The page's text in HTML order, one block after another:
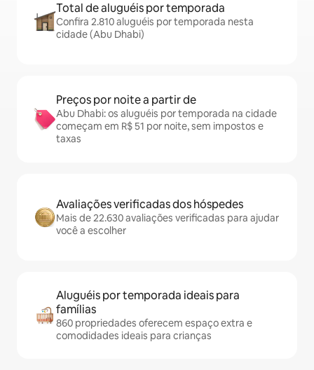
Total de aluguéis por temporada
Confira 2.810 aluguéis por temporada nesta
cidade (Abu Dhabi)
Preços por noite a partir de
Abu Dhabi: os aluguéis por temporada na cidade
começam em R$ 51 por noite, sem impostos e
taxas
Avaliações verificadas dos hóspedes
Mais de 22.630 avaliações verificadas para ajudar
você a escolher
Aluguéis por temporada ideais para
famílias
860 propriedades oferecem espaço extra e
comodidades ideais para crianças